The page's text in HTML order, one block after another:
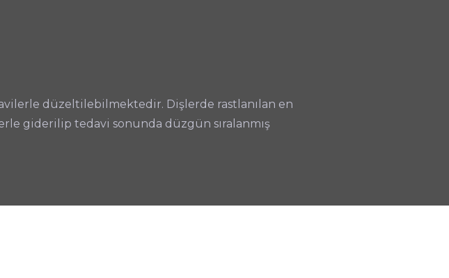
düzeltilebilmektedir. Dişlerde rastlanılan en
giderilip tedavi sonunda düzgün sıralanmış